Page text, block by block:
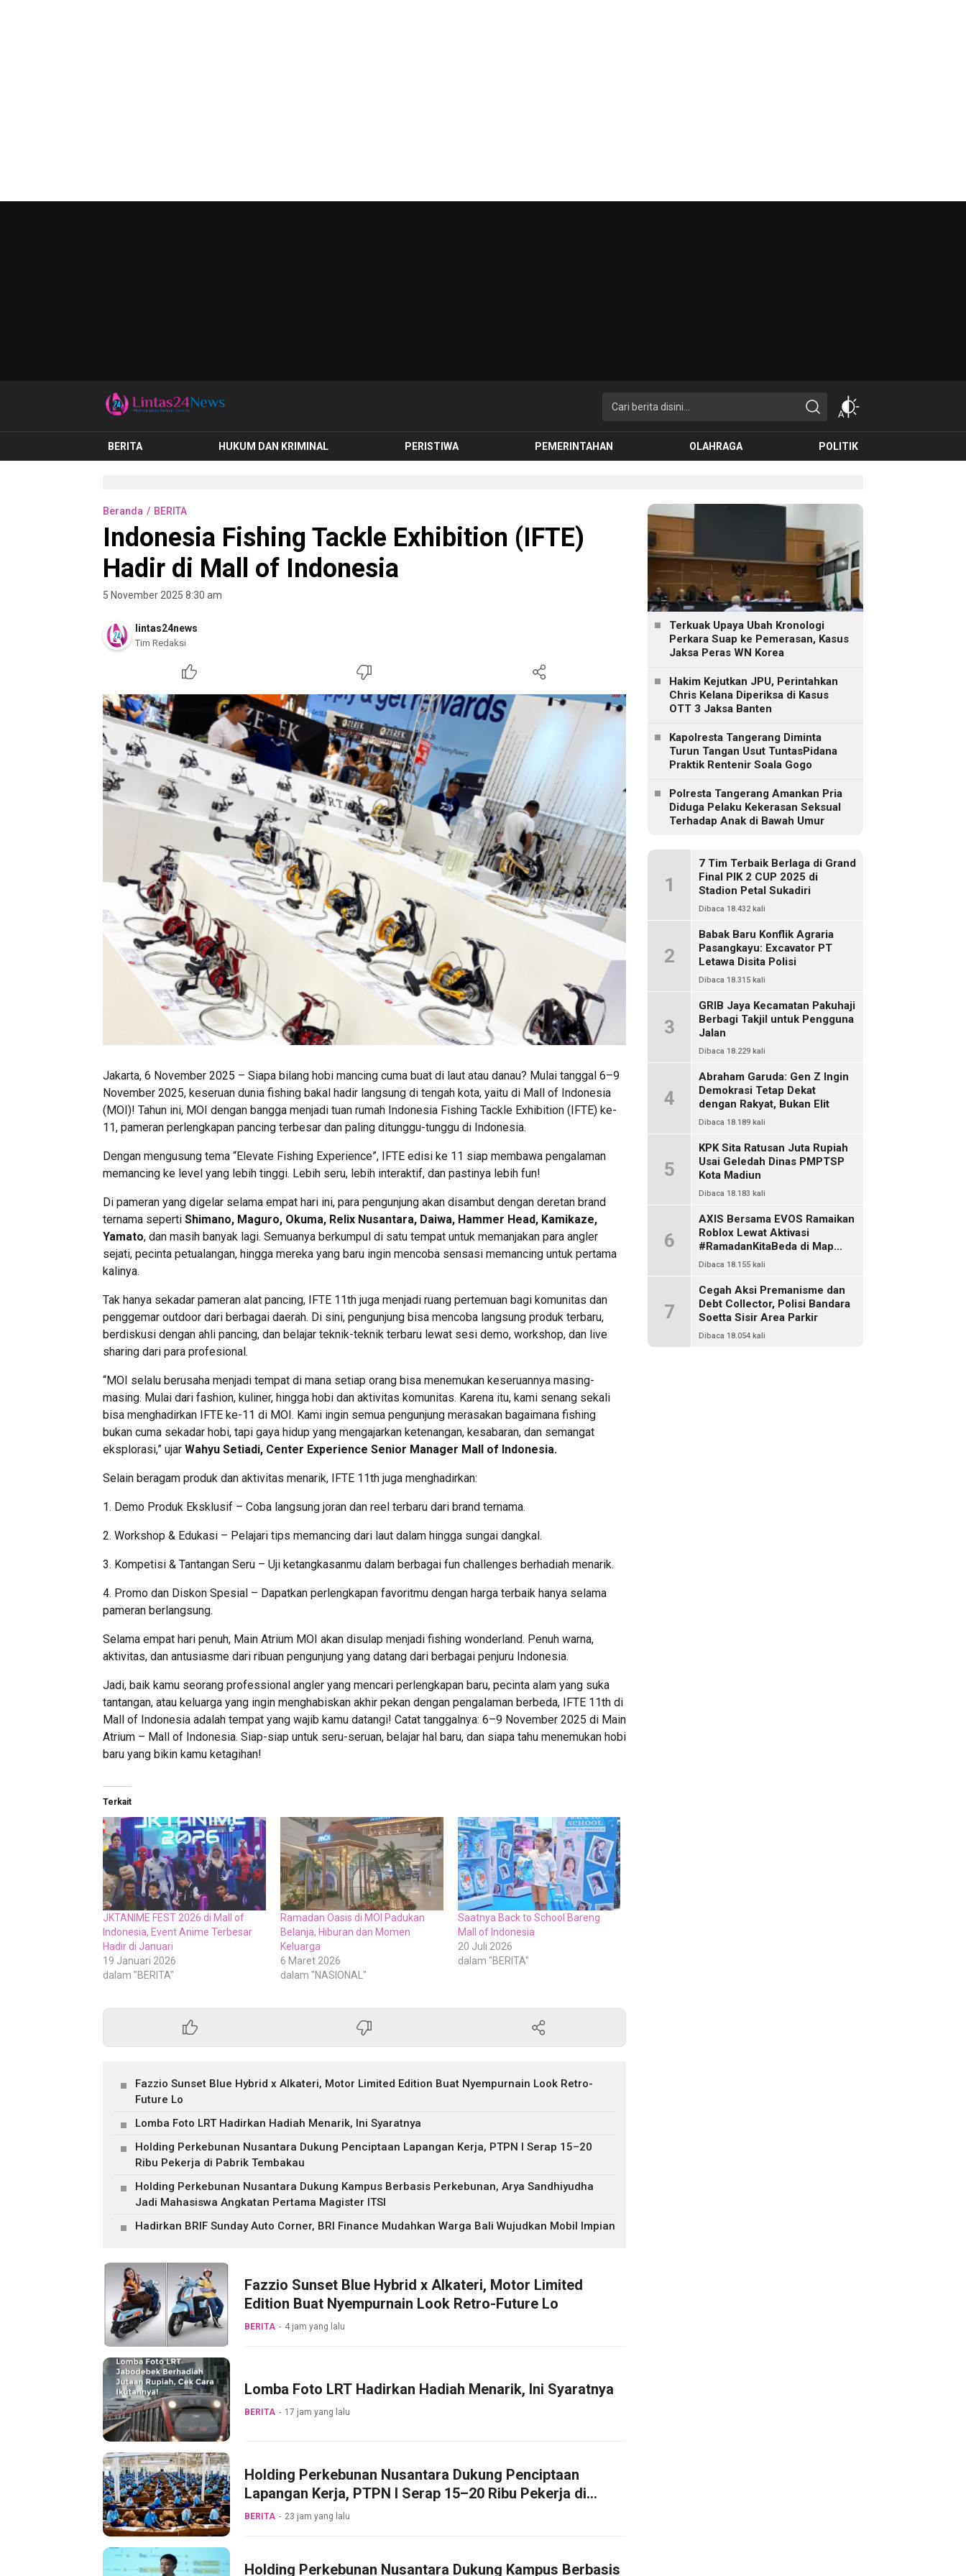
lintas24news.com
Menyingkap Setiap Realita
BERITA HUKUM DAN KRIMINAL PERISTIWA PEMERINTAHAN OLAHRAGA POLITIK
Beranda BERITA
Indonesia Fishing Tackle Exhibition (IFTE)
Hadir di Mall of Indonesia
5 November 2025 8:30 am
lintas24news
Tim Redaksi
Jakarta, 6 November 2025 – Siapa bilang hobi mancing cuma buat di laut atau danau? Mulai tanggal 6–9
November 2025, keseruan dunia fishing bakal hadir langsung di tengah kota, yaitu di Mall of Indonesia
(MOI)! Tahun ini, MOI dengan bangga menjadi tuan rumah Indonesia Fishing Tackle Exhibition (IFTE) ke-
11, pameran perlengkapan pancing terbesar dan paling ditunggu-tunggu di Indonesia.
Dengan mengusung tema “Elevate Fishing Experience”, IFTE edisi ke 11 siap membawa pengalaman
memancing ke level yang lebih tinggi. Lebih seru, lebih interaktif, dan pastinya lebih fun!
Di pameran yang digelar selama empat hari ini, para pengunjung akan disambut dengan deretan brand
ternama seperti Shimano, Maguro, Okuma, Relix Nusantara, Daiwa, Hammer Head, Kamikaze,
Yamato, dan masih banyak lagi. Semuanya berkumpul di satu tempat untuk memanjakan para angler
sejati, pecinta petualangan, hingga mereka yang baru ingin mencoba sensasi memancing untuk pertama
kalinya.
Tak hanya sekadar pameran alat pancing, IFTE 11th juga menjadi ruang pertemuan bagi komunitas dan
penggemar outdoor dari berbagai daerah. Di sini, pengunjung bisa mencoba langsung produk terbaru,
berdiskusi dengan ahli pancing, dan belajar teknik-teknik terbaru lewat sesi demo, workshop, dan live
sharing dari para profesional.
“MOI selalu berusaha menjadi tempat di mana setiap orang bisa menemukan keseruannya masing-
masing. Mulai dari fashion, kuliner, hingga hobi dan aktivitas komunitas. Karena itu, kami senang sekali
bisa menghadirkan IFTE ke-11 di MOI. Kami ingin semua pengunjung merasakan bagaimana fishing
bukan cuma sekadar hobi, tapi gaya hidup yang mengajarkan ketenangan, kesabaran, dan semangat
eksplorasi,” ujar Wahyu Setiadi, Center Experience Senior Manager Mall of Indonesia.
Selain beragam produk dan aktivitas menarik, IFTE 11th juga menghadirkan:
1. Demo Produk Eksklusif – Coba langsung joran dan reel terbaru dari brand ternama.
2. Workshop & Edukasi – Pelajari tips memancing dari laut dalam hingga sungai dangkal.
3. Kompetisi & Tantangan Seru – Uji ketangkasanmu dalam berbagai fun challenges berhadiah menarik.
4. Promo dan Diskon Spesial – Dapatkan perlengkapan favoritmu dengan harga terbaik hanya selama
pameran berlangsung.
Selama empat hari penuh, Main Atrium MOI akan disulap menjadi fishing wonderland. Penuh warna,
aktivitas, dan antusiasme dari ribuan pengunjung yang datang dari berbagai penjuru Indonesia.
Jadi, baik kamu seorang professional angler yang mencari perlengkapan baru, pecinta alam yang suka
tantangan, atau keluarga yang ingin menghabiskan akhir pekan dengan pengalaman berbeda, IFTE 11th di
Mall of Indonesia adalah tempat yang wajib kamu datangi! Catat tanggalnya: 6–9 November 2025 di Main
Atrium – Mall of Indonesia. Siap-siap untuk seru-seruan, belajar hal baru, dan siapa tahu menemukan hobi
baru yang bikin kamu ketagihan!
Terkait
JKTANIME FEST 2026 di Mall of
Indonesia, Event Anime Terbesar
Hadir di Januari
19 Januari 2026
dalam "BERITA"
Ramadan Oasis di MOI Padukan
Belanja, Hiburan dan Momen
Keluarga
6 Maret 2026
dalam "NASIONAL"
Saatnya Back to School Bareng
Mall of Indonesia
20 Juli 2026
dalam "BERITA"
Fazzio Sunset Blue Hybrid x Alkateri, Motor Limited Edition Buat Nyempurnain Look Retro-
Future Lo
Lomba Foto LRT Hadirkan Hadiah Menarik, Ini Syaratnya
Holding Perkebunan Nusantara Dukung Penciptaan Lapangan Kerja, PTPN I Serap 15–20
Ribu Pekerja di Pabrik Tembakau
Holding Perkebunan Nusantara Dukung Kampus Berbasis Perkebunan, Arya Sandhiyudha
Jadi Mahasiswa Angkatan Pertama Magister ITSI
Hadirkan BRIF Sunday Auto Corner, BRI Finance Mudahkan Warga Bali Wujudkan Mobil Impian
Fazzio Sunset Blue Hybrid x Alkateri, Motor Limited
Edition Buat Nyempurnain Look Retro-Future Lo
BERITA 4 jam yang lalu
Lomba Foto LRT Hadirkan Hadiah Menarik, Ini Syaratnya
BERITA 17 jam yang lalu
Holding Perkebunan Nusantara Dukung Penciptaan
Lapangan Kerja, PTPN I Serap 15–20 Ribu Pekerja di
Pabrik Tembakau
BERITA 23 jam yang lalu
Holding Perkebunan Nusantara Dukung Kampus Berbasis
Terkuak Upaya Ubah Kronologi
Perkara Suap ke Pemerasan, Kasus
Jaksa Peras WN Korea
Hakim Kejutkan JPU, Perintahkan
Chris Kelana Diperiksa di Kasus
OTT 3 Jaksa Banten
Kapolresta Tangerang Diminta
Turun Tangan Usut TuntasPidana
Praktik Rentenir Soala Gogo
Polresta Tangerang Amankan Pria
Diduga Pelaku Kekerasan Seksual
Terhadap Anak di Bawah Umur
1
7 Tim Terbaik Berlaga di Grand
Final PIK 2 CUP 2025 di
Stadion Petal Sukadiri
Dibaca 18.432 kali
2
Babak Baru Konflik Agraria
Pasangkayu: Excavator PT
Letawa Disita Polisi
Dibaca 18.315 kali
3
GRIB Jaya Kecamatan Pakuhaji
Berbagi Takjil untuk Pengguna
Jalan
Dibaca 18.229 kali
4
Abraham Garuda: Gen Z Ingin
Demokrasi Tetap Dekat
dengan Rakyat, Bukan Elit
Dibaca 18.189 kali
5
KPK Sita Ratusan Juta Rupiah
Usai Geledah Dinas PMPTSP
Kota Madiun
Dibaca 18.183 kali
6
AXIS Bersama EVOS Ramaikan
Roblox Lewat Aktivasi
#RamadanKitaBeda di Map
Indo Chat
Dibaca 18.155 kali
7
Cegah Aksi Premanisme dan
Debt Collector, Polisi Bandara
Soetta Sisir Area Parkir
Dibaca 18.054 kali